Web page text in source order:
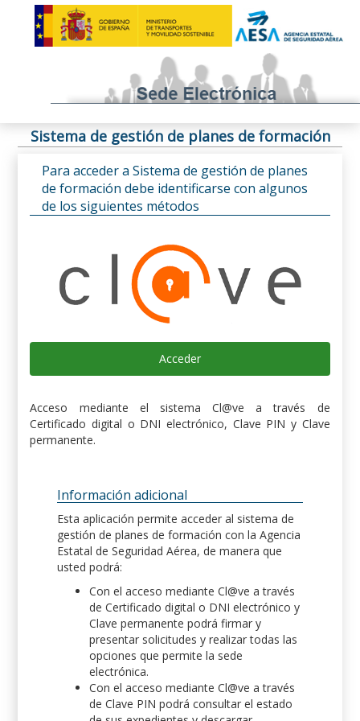
Sistema de gestión de planes de formación
Para acceder a Sistema de gestión de planes
de formación debe identificarse con algunos
de los siguientes métodos
Acceder
Acceso mediante el sistema Cl@ve a través de
Certificado digital o DNI electrónico, Clave PIN y Clave
permanente.
Información adicional
Esta aplicación permite acceder al sistema de
gestión de planes de formación con la Agencia
Estatal de Seguridad Aérea, de manera que
usted podrá:
Con el acceso mediante Cl@ve a través
de Certificado digital o DNI electrónico y
Clave permanente podrá firmar y
presentar solicitudes y realizar todas las
opciones que permite la sede
electrónica.
Con el acceso mediante Cl@ve a través
de Clave PIN podrá consultar el estado